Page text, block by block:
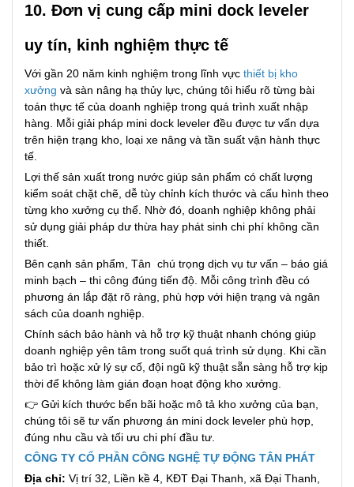
10. Đơn vị cung cấp mini dock leveler
uy tín, kinh nghiệm thực tế
Với gần 20 năm kinh nghiệm trong lĩnh vực thiết bị kho
xưởng và sàn nâng hạ thủy lực, chúng tôi hiểu rõ từng bài
toán thực tế của doanh nghiệp trong quá trình xuất nhập
hàng. Mỗi giải pháp mini dock leveler đều được tư vấn dựa
trên hiện trạng kho, loại xe nâng và tần suất vận hành thực
tế.
Lợi thế sản xuất trong nước giúp sản phẩm có chất lượng
kiểm soát chặt chẽ, dễ tùy chỉnh kích thước và cấu hình theo
từng kho xưởng cụ thể. Nhờ đó, doanh nghiệp không phải
sử dụng giải pháp dư thừa hay phát sinh chi phí không cần
thiết.
Bên cạnh sản phẩm, Tân chú trọng dịch vụ tư vấn – báo giá
minh bạch – thi công đúng tiến độ. Mỗi công trình đều có
phương án lắp đặt rõ ràng, phù hợp với hiện trạng và ngân
sách của doanh nghiệp.
Chính sách bảo hành và hỗ trợ kỹ thuật nhanh chóng giúp
doanh nghiệp yên tâm trong suốt quá trình sử dụng. Khi cần
bảo trì hoặc xử lý sự cố, đội ngũ kỹ thuật sẵn sàng hỗ trợ kịp
thời để không làm gián đoạn hoạt động kho xưởng.
👉 Gửi kích thước bến bãi hoặc mô tả kho xưởng của bạn,
chúng tôi sẽ tư vấn phương án mini dock leveler phù hợp,
đúng nhu cầu và tối ưu chi phí đầu tư.
CÔNG TY CỔ PHẦN CÔNG NGHỆ TỰ ĐỘNG TÂN PHÁT
Địa chỉ: Vị trí 32, Liền kề 4, KĐT Đại Thanh, xã Đại Thanh,